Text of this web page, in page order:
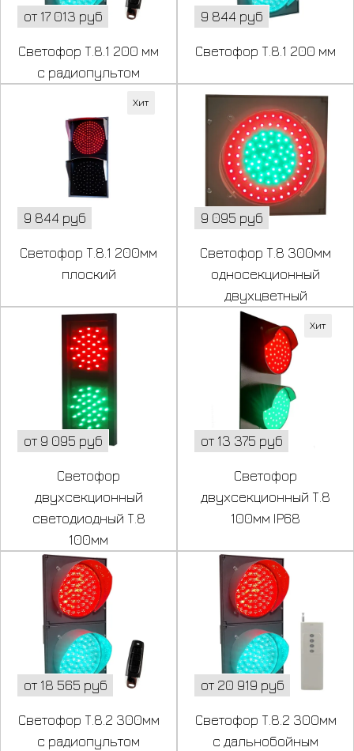
от 17 013 руб
Светофор Т.8.1 200 мм
с радиопультом
9 844 руб
Светофор Т.8.1 200 мм
Хит
9 844 руб
Светофор Т.8.1 200мм
плоский
9 095 руб
Светофор Т.8 300мм
односекционный
двухцветный
от 9 095 руб
Светофор
двухсекционный
светодиодный Т.8
100мм
Хит
от 13 375 руб
Светофор
двухсекционный Т.8
100мм IP68
от 18 565 руб
Светофор Т.8.2 300мм
с радиопультом
от 20 919 руб
Светофор Т.8.2 300мм
с дальнобойным